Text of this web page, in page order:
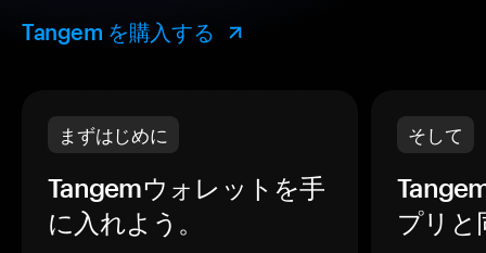
Tangem を購入する
まずはじめに
Tangemウォレットを手
に入れよう。
そして
プリと